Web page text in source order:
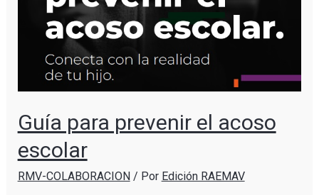
Guía para prevenir el acoso
escolar
RMV-COLABORACION / Por Edición RAEMAV